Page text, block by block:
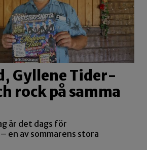
Gyllene Tider-
rock på samma
är det dags för
en av sommarens stora